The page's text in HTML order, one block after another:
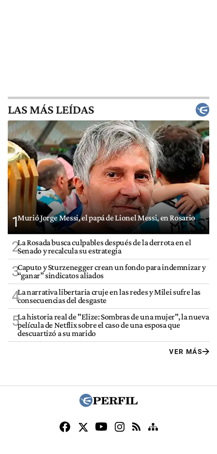
LAS MÁS LEÍDAS
1Murió Jorge Messi, el papá de Lionel Messi, en Rosario
2La Rosada busca culpables después de la derrota en el
Senado y recalcula su estrategia
3Caputo y Sturzenegger crean un fondo para indemnizar y
“ganar” sindicatos aliados
4La narrativa libertaria cruje en las redes y Milei sufre las
consecuencias del desgaste
5La historia real de "Elize: Sombras de una mujer", la nueva
película de Netflix sobre el caso de una esposa que
descuartizó a su marido
VER MÁS